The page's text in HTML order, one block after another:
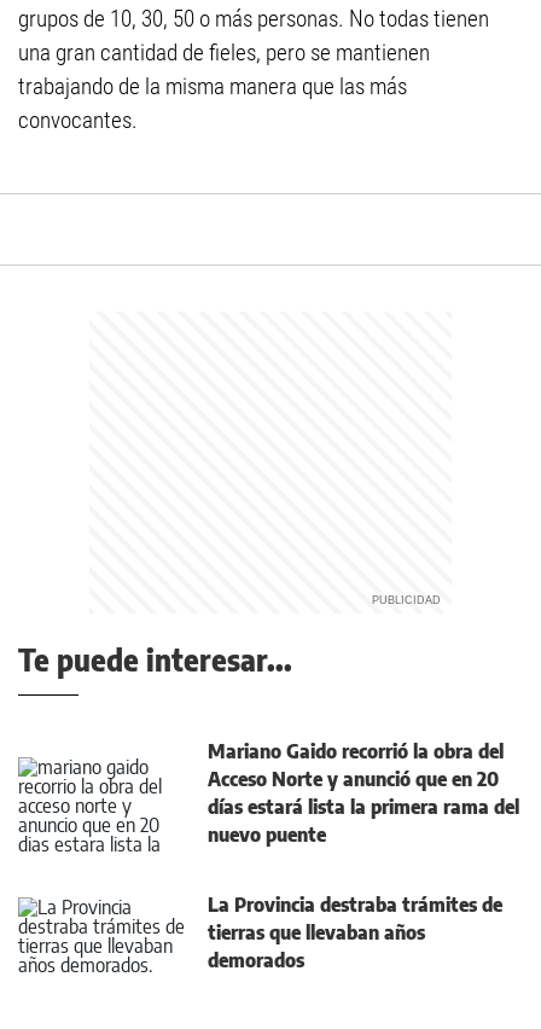
grupos de 10, 30, 50 o más personas. No todas tienen
una gran cantidad de fieles, pero se mantienen
trabajando de la misma manera que las más
convocantes.
Te puede interesar...
Mariano Gaido recorrió la obra del
Acceso Norte y anunció que en 20
días estará lista la primera rama del
nuevo puente
La Provincia destraba trámites de
tierras que llevaban años
demorados